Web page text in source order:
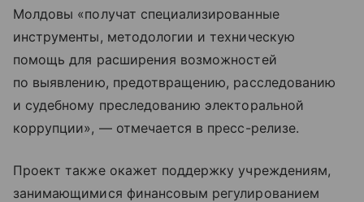
Молдовы «получат специализированные
инструменты, методологии и техническую
помощь для расширения возможностей
по выявлению, предотвращению, расследованию
и судебному преследованию электоральной
коррупции», — отмечается в пресс-релизе.
Проект также окажет поддержку учреждениям,
занимающимися финансовым регулированием